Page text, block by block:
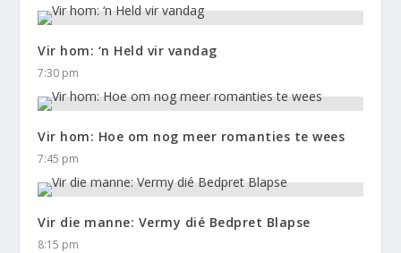
Vir hom: ‘n Held vir vandag
7:30 pm
Vir hom: Hoe om nog meer romanties te wees
7:45 pm
Vir die manne: Vermy dié Bedpret Blapse
8:15 pm